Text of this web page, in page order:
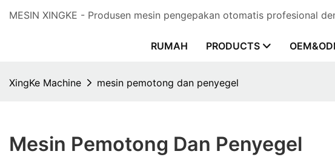
MESIN XINGKE - Produsen mesin pengepakan otomatis profesional
RUMAH PRODUCTS
XingKe Machine mesin pemotong dan penyegel
Mesin Pemotong Dan Penyegel